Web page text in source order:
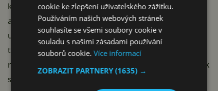
která je navíc sklopná, výškově nastavitelné područky
a sedák s rozsahem 47,5 až 56 cm. Doporučená výška
uživatele je 160–190 cm a maximální nosnost 130 kg,
takže pokrývá většinu populace. Sestavení podle
recenzí trvá zhruba 15 minut a zvládne ho jeden člověk
s imbusovým klíčem.
cookie ke zlepšení uživatelského zážitku.
Používáním našich webových stránek
souhlasíte se všemi soubory cookie v
souladu s našimi zásadami používání
souborů cookie.Více informací
ZOBRAZIT PARTNERY(1635) →